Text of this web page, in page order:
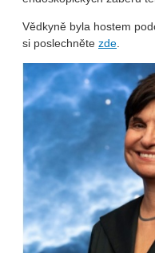
Vědkyně byla hostem
si poslechněte zde.